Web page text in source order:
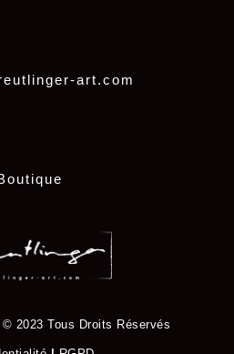
art.com
2023 Tous Droits Réservés